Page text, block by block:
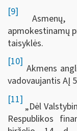
[9]
Asmenų,
apmokestinamų
taisyklės.
[10]
Akmens
vadovaujantis AĮ
[11]
„Dėl
Respublikos